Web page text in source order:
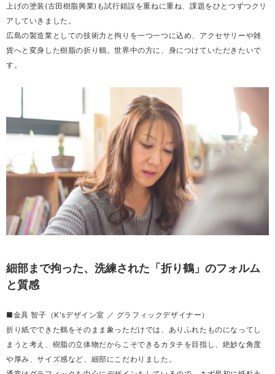
上げの塗装(古田樹脂興業)も試行錯誤を重ねに重ね、課題をひとつずつクリ
アしていきました。
広島の製造業としての技術力と拘りを一つ一つに込め、アクセサリーや雑
貨へと変身した樹脂の折り鶴。世界中の方に、身につけていただきたいで
す。
細部まで拘った、洗練された「折り鶴」のフォルム
と質感
■金具 智子（K'sデザイン室 ／ グラフィックデザイナー）
折り紙でできた鶴をそのまま象っただけでは、ありふれたものになってし
まうと考え、樹脂の立体物だからこそできるカタチを目指し、絶妙な角度
や厚み、サイズ感など、細部にこだわりました。